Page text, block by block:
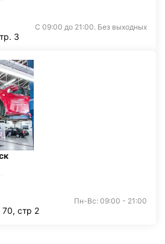
С 09:00 до 21:00. Без выходных
3
Пн-Вс: 09:00 - 21:00
стр 2